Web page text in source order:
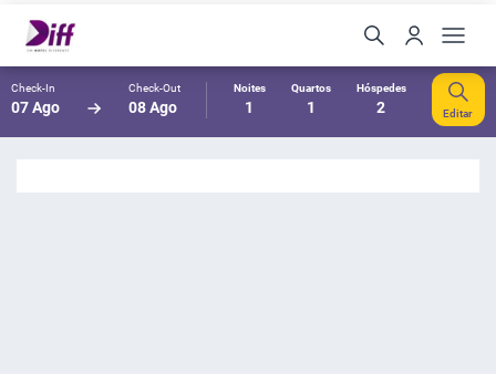
Check-In
07 Ago
Check-Out
08 Ago
Noites
1
Quartos
1
Hóspedes
2 Editar